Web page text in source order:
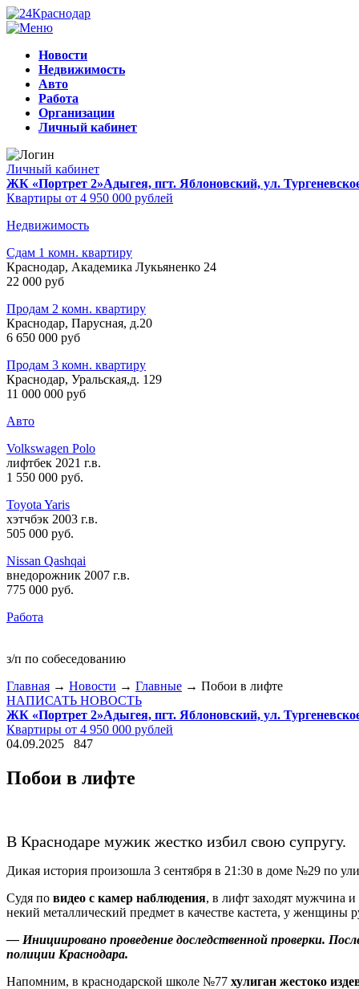
Новости
Недвижимость
Авто
Работа
Организации
Личный кабинет
Личный кабинет
ЖК «Портрет 2»Адыгея, пгт. Яблоновский, ул.
Квартиры от 4 950 000 рублей
Недвижимость
Сдам 1 комн. квартиру
Краснодар, Академика Лукьяненко 24
22 000 руб
Продам 2 комн. квартиру
Краснодар, Парусная, д.20
6 650 000 руб
Продам 3 комн. квартиру
Краснодар, Уральская,д. 129
11 000 000 руб
Авто
Volkswagen Polo
лифтбек 2021 г.в.
1 550 000 руб.
Toyota Yaris
хэтчбэк 2003 г.в.
505 000 руб.
Nissan Qashqai
внедорожник 2007 г.в.
775 000 руб.
Работа
з/п по собеседованию
Главная → Новости → Главные → Побои в лифте
НАПИСАТЬ НОВОСТЬ
ЖК «Портрет 2»Адыгея, пгт. Яблоновский, ул.
Квартиры от 4 950 000 рублей
04.09.2025
847
Побои в лифте
В Краснодаре мужик жестко избил свою супругу.
Дикая история произошла 3 сентября в 21:30 в доме №29 по
Судя по видео с камер наблюдения, в лифт заходят мужчина
некий металлический предмет в качестве кастета, у женщины
— Инициировано проведение доследственной проверки.
полиции Краснодара.
Напомним, в краснодарской школе №77 хулиган жестоко